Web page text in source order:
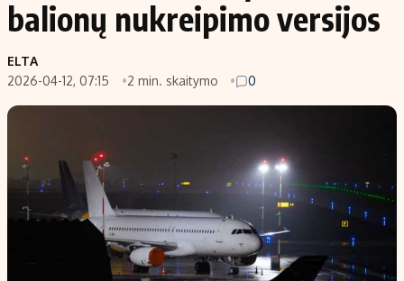
balionų nukreipimo versijos
ELTA
2026-04-12, 07:15
2 min. skaitymo 0